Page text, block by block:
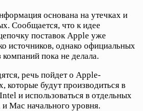
основана на утечках и
Сообщается, что к идее
поставок Apple уже
источников, однако официальных
компаний пока не делала.
речь пойдет о Apple-
которые будут производиться в
и использоваться в отдельных
Mac начального уровня.